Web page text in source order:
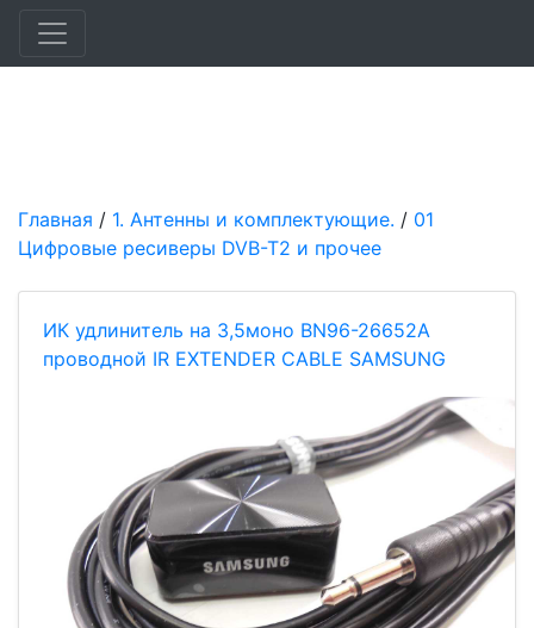
Главная / 1. Антенны и комплектующие. / 01
Цифровые ресиверы DVB-T2 и прочее
ИК удлинитель на 3,5моно BN96-26652A
проводной IR EXTENDER CABLE SAMSUNG